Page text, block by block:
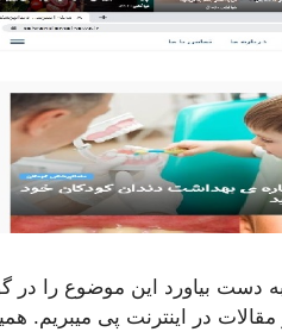
دست بیاورد این موضوع را
در اینترنت پی میبریم.